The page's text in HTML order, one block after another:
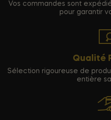
Vos commandes sont
pour garantir
Qualité
Sélection rigoureuse de
entière